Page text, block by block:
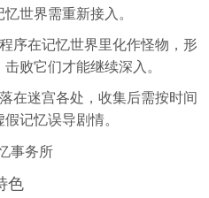
世界需重新接入。
序在记忆世界里化作怪物，形
败它们才能继续深入。
在迷宫各处，收集后需按时间
记忆误导剧情。
色